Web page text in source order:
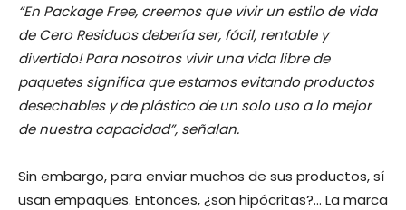
“En Package Free, creemos que vivir un estilo de vida
de Cero Residuos debería ser, fácil, rentable y
divertido! Para nosotros vivir una vida libre de
paquetes significa que estamos evitando productos
desechables y de plástico de un solo uso a lo mejor
de nuestra capacidad”, señalan.
Sin embargo, para enviar muchos de sus productos, sí
usan empaques. Entonces, ¿son hipócritas?… La marca